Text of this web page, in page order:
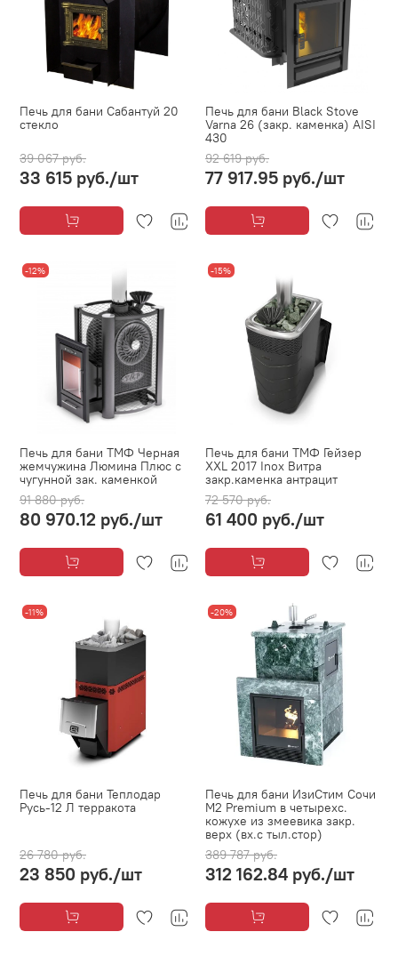
Печь для бани Сабантуй 20
стекло
39 067 руб.
33 615 руб./шт
Печь для бани Black Stove
Varna 26 (закр. каменка) AISI
430
92 619 руб.
77 917.95 руб./шт
-12%
Печь для бани ТМФ Черная
жемчужина Люмина Плюс с
чугунной зак. каменкой
91 880 руб.
80 970.12 руб./шт
-15%
Печь для бани ТМФ Гейзер
XXL 2017 Inox Витра
закр.каменка антрацит
72 570 руб.
61 400 руб./шт
-11%
Печь для бани Теплодар
Русь-12 Л терракота
26 780 руб.
23 850 руб./шт
-20%
Печь для бани ИзиСтим Сочи
М2 Premium в четырехс.
кожухе из змеевика закр.
верх (вх.с тыл.стор)
389 787 руб.
312 162.84 руб./шт